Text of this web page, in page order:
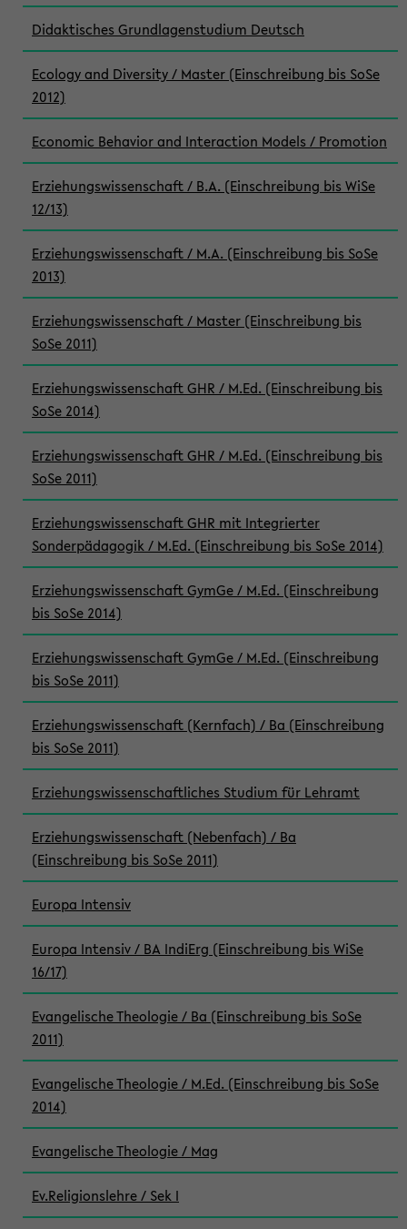
Didaktisches Grundlagenstudium Deutsch
Ecology and Diversity / Master (Einschreibung bis SoSe
2012)
Economic Behavior and Interaction Models / Promotion
Erziehungswissenschaft / B.A. (Einschreibung bis WiSe
12/13)
Erziehungswissenschaft / M.A. (Einschreibung bis SoSe
2013)
Erziehungswissenschaft / Master (Einschreibung bis
SoSe 2011)
Erziehungswissenschaft GHR / M.Ed. (Einschreibung bis
SoSe 2014)
Erziehungswissenschaft GHR / M.Ed. (Einschreibung bis
SoSe 2011)
Erziehungswissenschaft GHR mit Integrierter
Sonderpädagogik / M.Ed. (Einschreibung bis SoSe 2014)
Erziehungswissenschaft GymGe / M.Ed. (Einschreibung
bis SoSe 2014)
Erziehungswissenschaft GymGe / M.Ed. (Einschreibung
bis SoSe 2011)
Erziehungswissenschaft (Kernfach) / Ba (Einschreibung
bis SoSe 2011)
Erziehungswissenschaftliches Studium für Lehramt
Erziehungswissenschaft (Nebenfach) / Ba
(Einschreibung bis SoSe 2011)
Europa Intensiv
Europa Intensiv / BA IndiErg (Einschreibung bis WiSe
16/17)
Evangelische Theologie / Ba (Einschreibung bis SoSe
2011)
Evangelische Theologie / M.Ed. (Einschreibung bis SoSe
2014)
Evangelische Theologie / Mag
Ev.Religionslehre / Sek I